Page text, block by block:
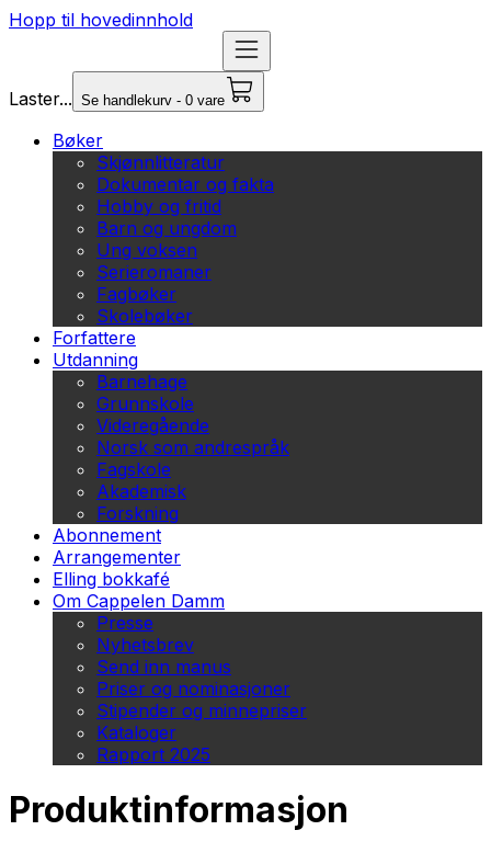
Hopp til hovedinnhold
Laster... Se handlekurv - 0 vare
Bøker
Skjønnlitteratur
Dokumentar og fakta
Hobby og fritid
Barn og ungdom
Ung voksen
Serieromaner
Fagbøker
Skolebøker
Forfattere
Utdanning
Barnehage
Grunnskole
Videregående
Norsk som andrespråk
Fagskole
Akademisk
Forskning
Abonnement
Arrangementer
Elling bokkafé
Om Cappelen Damm
Presse
Nyhetsbrev
Send inn manus
Priser og nominasjoner
Stipender og minnepriser
Kataloger
Rapport 2025
Produktinformasjon